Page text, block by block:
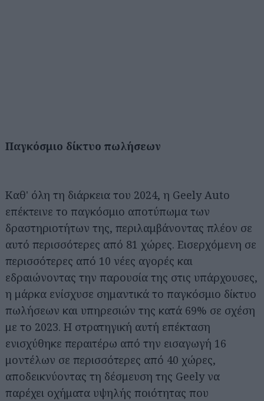
Παγκόσμιο δίκτυο πωλήσεων
Καθ' όλη τη διάρκεια του 2024, η Geely Auto
επέκτεινε το παγκόσμιο αποτύπωμα των
δραστηριοτήτων της, περιλαμβάνοντας πλέον σε
αυτό περισσότερες από 81 χώρες. Εισερχόμενη σε
περισσότερες από 10 νέες αγορές και
εδραιώνοντας την παρουσία της στις υπάρχουσες,
η μάρκα ενίσχυσε σημαντικά το παγκόσμιο δίκτυο
πωλήσεων και υπηρεσιών της κατά 69% σε σχέση
με το 2023. Η στρατηγική αυτή επέκταση
ενισχύθηκε περαιτέρω από την εισαγωγή 16
μοντέλων σε περισσότερες από 40 χώρες,
αποδεικνύοντας τη δέσμευση της Geely να
παρέχει οχήματα υψηλής ποιότητας που